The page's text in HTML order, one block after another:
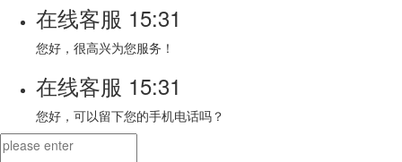
在线客服 15:31
您好，很高兴为您服务！
在线客服 15:31
您好，可以留下您的手机电话吗？